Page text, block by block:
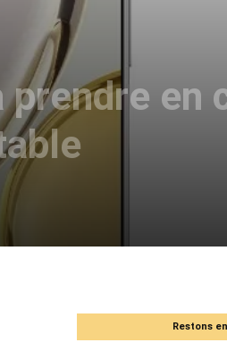
en
Restons